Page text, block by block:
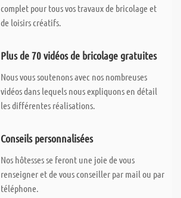
complet pour tous vos travaux de bricolage et
de loisirs créatifs.
Plus de 70 vidéos de bricolage gratuites
Nous vous soutenons avec nos nombreuses
vidéos dans lequels nous expliquons en détail
les différentes réalisations.
Conseils personnalisées
Nos hôtesses se feront une joie de vous
renseigner et de vous conseiller par mail ou par
téléphone.